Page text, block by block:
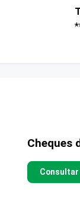
Cheques
Consultar